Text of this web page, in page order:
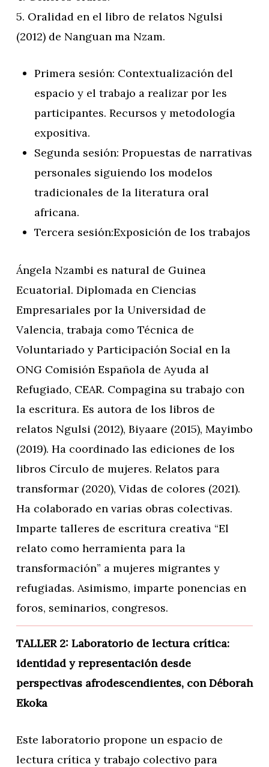
5. Oralidad en el libro de relatos Ngulsi
(2012) de Nanguan ma Nzam.
Primera sesión: Contextualización del
espacio y el trabajo a realizar por les
participantes. Recursos y metodología
expositiva.
Segunda sesión: Propuestas de narrativas
personales siguiendo los modelos
tradicionales de la literatura oral
africana.
Tercera sesión:Exposición de los trabajos
Ángela Nzambi es natural de Guinea
Ecuatorial. Diplomada en Ciencias
Empresariales por la Universidad de
Valencia, trabaja como Técnica de
Voluntariado y Participación Social en la
ONG Comisión Española de Ayuda al
Refugiado, CEAR. Compagina su trabajo con
la escritura. Es autora de los libros de
relatos Ngulsi (2012), Biyaare (2015), Mayimbo
(2019). Ha coordinado las ediciones de los
libros Círculo de mujeres. Relatos para
transformar (2020), Vidas de colores (2021).
Ha colaborado en varias obras colectivas.
Imparte talleres de escritura creativa “El
relato como herramienta para la
transformación” a mujeres migrantes y
refugiadas. Asimismo, imparte ponencias en
foros, seminarios, congresos.
TALLER 2: Laboratorio de lectura crítica:
identidad y representación desde
perspectivas afrodescendientes, con Déborah
Ekoka
Este laboratorio propone un espacio de
lectura crítica y trabajo colectivo para